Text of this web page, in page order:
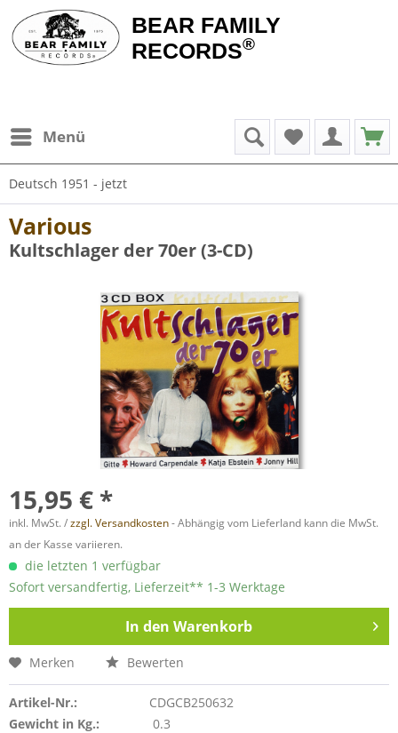
BEAR FAMILY
RECORDS®
Menü
Deutsch 1951 - jetzt
Various
Kultschlager der 70er (3-CD)
15,95 € *
inkl. MwSt. /zzgl. Versandkosten- Abhängig vom Lieferland kann die MwSt.
an der Kasse variieren.
die letzten 1 verfügbar
Sofort versandfertig, Lieferzeit** 1-3 Werktage
In den Warenkorb
Merken Bewerten
Artikel-Nr.:
CDGCB250632
Gewicht in Kg.:
0.3